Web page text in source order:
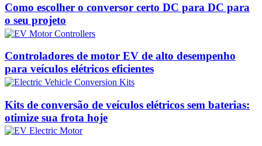
Como escolher o conversor certo DC para DC para
o seu projeto
Controladores de motor EV de alto desempenho
para veículos elétricos eficientes
Kits de conversão de veículos elétricos sem baterias:
otimize sua frota hoje